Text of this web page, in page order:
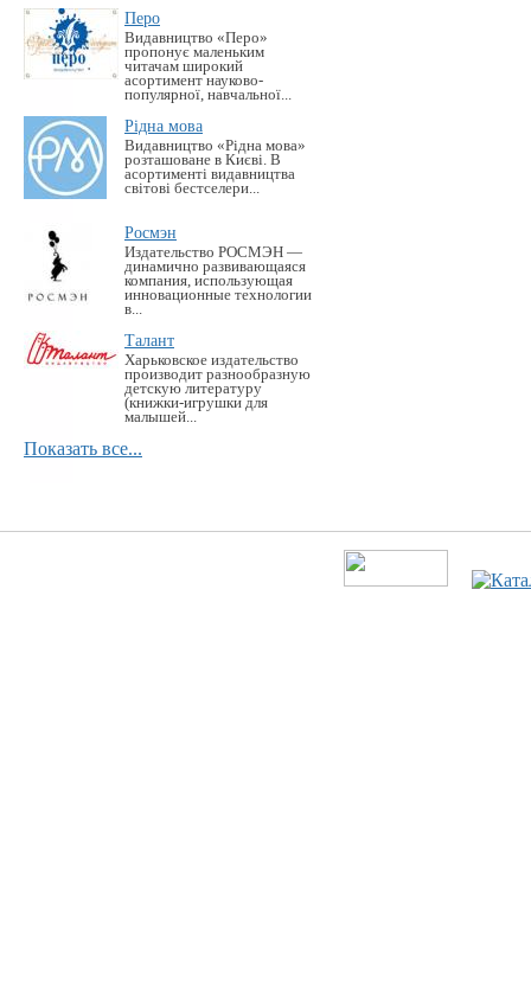
Перо
Видавництво «Перо»
пропонує маленьким
читачам широкий
асортимент науково-
популярної, навчальної...
Рідна мова
Видавництво «Рідна мова»
розташоване в Києві. В
асортименті видавництва
світові бестселери...
Росмэн
Издательство РОСМЭН —
динамично развивающаяся
компания, использующая
инновационные технологии
в...
Талант
Харьковское издательство
производит разнообразную
детскую литературу
(книжки-игрушки для
малышей...
Показать все...